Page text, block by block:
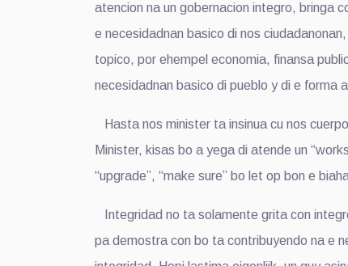
atencion na un gobernacion integro, bringa
e necesidadnan basico di nos
topico, por ehempel economia, finansa
necesidadnan basico di pueblo y di e forma
Hasta nos minister ta insinua cu nos
Minister, kisas bo a yega di atende un
“upgrade”, “make sure” bo let op bon e
Integridad no ta solamente grita con
pa demostra con bo ta contribuyendo na e